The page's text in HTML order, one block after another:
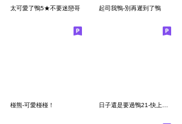
太可愛了鴨5★不要迷戀哥 起司我鴨-別再遲到了鴨
椪熊-可愛椪椪！